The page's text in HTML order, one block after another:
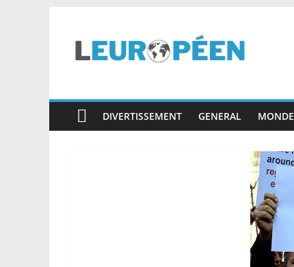
leuropéen.com
DIVERTISSEMENT GENERAL MONDE